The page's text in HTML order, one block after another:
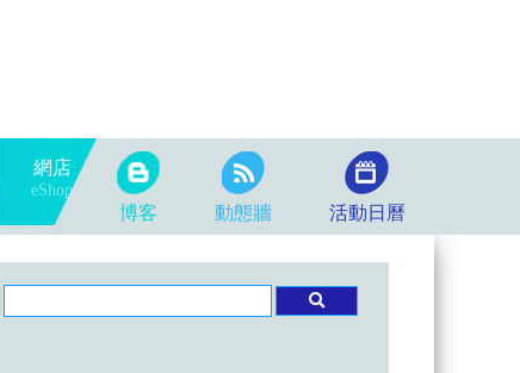
網店
eShop
博客 動態牆 活動日曆